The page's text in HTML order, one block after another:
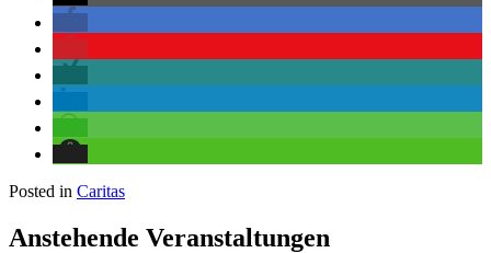
Posted in Caritas
Anstehende Veranstaltungen